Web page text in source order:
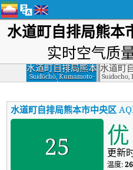
水道町自排局熊本
实时空气质
水道町自排局熊本
市中央区
Suidōchō, Kumamoto-
ken
水道町
Suidocho,
水道町自排局熊本市中央区
25 优
更新
温度:26